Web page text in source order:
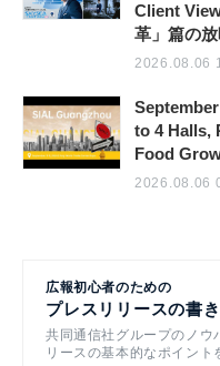
Client
革」篇の
2026.08.06
to 4 Halls,
Food
2026.08.06
広報初心者のための
プレスリリースの書
共同通信社グループのノウ
リースの基本的なポイント